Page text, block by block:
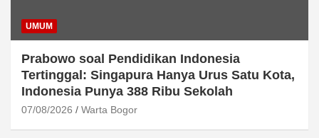
UMUM
Prabowo soal Pendidikan Indonesia
Tertinggal: Singapura Hanya Urus Satu Kota,
Indonesia Punya 388 Ribu Sekolah
07/08/2026 Warta Bogor